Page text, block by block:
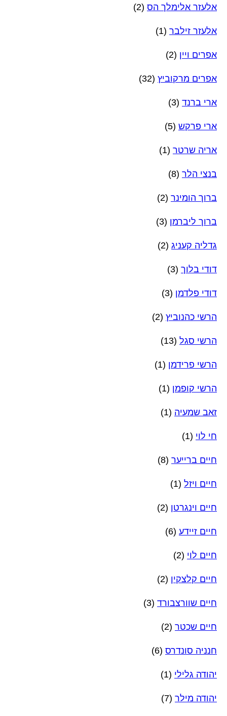
אלעזר אלימלך הס (2)
אלעזר זילבר (1)
אפרים ויין (2)
אפרים מרקוביץ (32)
ארי ברנד (3)
ארי פרקש (5)
אריה שרטר (1)
בנצי הלר (8)
ברוך הומינר (2)
ברוך ליברמן (3)
גדליה קעניג (2)
דודי בלוך (3)
דודי פלדמן (3)
הרשי כהנוביץ (2)
הרשי סגל (13)
הרשי פרידמן (1)
הרשי קופמן (1)
זאב שמעיה (1)
חי לוי (1)
חיים ברייער (8)
חיים ויזל (1)
חיים וינגרטן (2)
חיים זיידע (6)
חיים לוי (2)
חיים קלצקין (2)
חיים שוורצבורד (3)
חיים שכטר (2)
חנניה סונדרס (6)
יהודה גלילי (1)
יהודה מילר (7)